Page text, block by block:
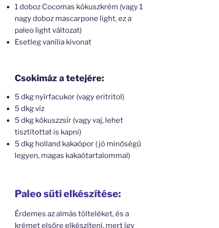
1 doboz Cocomas kókuszkrém (vagy 1
nagy doboz mascarpone light, ez a
paleo light változat)
Esetleg vanília kivonat
Csokimáz a tetejére:
5 dkg nyírfacukor (vagy eritritol)
5 dkg víz
5 dkg kókuszzsír (vagy vaj, lehet
tisztítottat is kapni)
5 dkg holland kakaópor ( jó minőségű
legyen, magas kakaótartalommal)
Paleo süti elkészítése:
Érdemes az almás tölteléket, és a
krémet elsőre elkészíteni, mert így